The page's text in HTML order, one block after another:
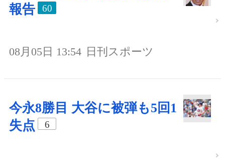
報告
60
08月05日 13:54 日刊スポーツ
今永8勝目 大谷に被弾も5回1
失点
6